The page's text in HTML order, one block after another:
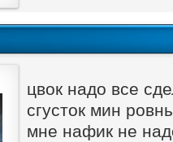
цвок надо все
сгусток мин
мне нафик не